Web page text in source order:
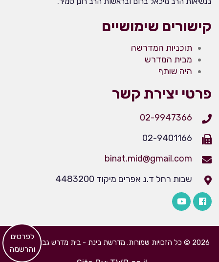
קישורים שימושיים
תוכניות המדרשה
מבית המדרש
היה שותף
פרטי יצירת קשר
02-9947366
02-9401166
binat.mid@gmail.com
שבות רחל ד.נ אפרים מיקוד 4483200
2026 © כל הזכויות שמורות. מדרשת בינת - בית מדרש גבוה לבנות
​לפרטים
והרשמה